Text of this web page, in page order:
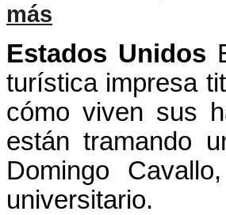
más
Estados Unidos
turística impresa
cómo viven sus
están tramando
Domingo
universitario.